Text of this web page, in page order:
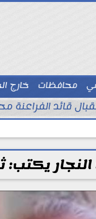
محافظات خارج
قائد الفراعنة
يكتب: